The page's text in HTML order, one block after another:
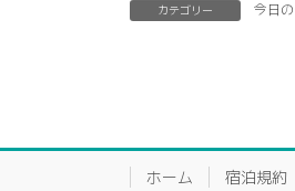
カテゴリー 今日
ホーム 宿泊規約